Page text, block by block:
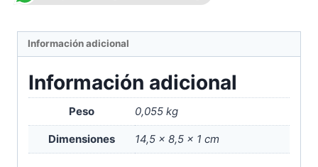
Información adicional
Información adicional
Peso 0,055 kg
Dimensiones 14,5 × 8,5 × 1 cm